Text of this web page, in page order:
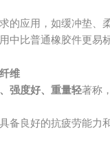
的应用，如缓冲垫、
中比普通橡胶件更易
维
强度好、重量轻著称
备良好的抗疲劳能力